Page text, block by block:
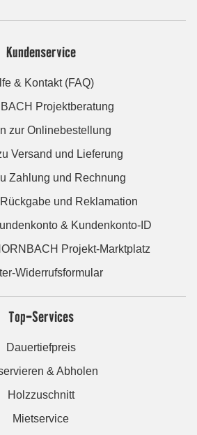
Kundenservice
& Kontakt (FAQ)
Projektberatung
zur Onlinebestellung
Versand und Lieferung
Zahlung und Rechnung
und Reklamation
& Kundenkonto-ID
Projekt-Marktplatz
Widerrufsformular
Top-Services
Dauertiefpreis
& Abholen
Holzzuschnitt
Mietservice